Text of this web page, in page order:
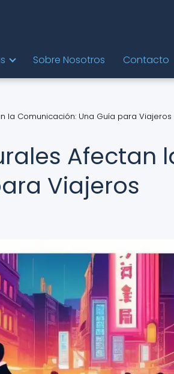
Sobre Nosotros Contacto
la Comunicación: Una Guía para Viajeros
Afectan
Viajeros